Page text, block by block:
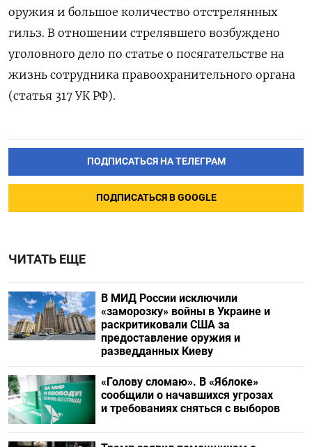
оружия и большое количество отстрелянных
гильз. В отношении стрелявшего возбуждено
уголовного дело по статье о посягательстве на
жизнь сотрудника правоохранительного органа
(статья 317 УК РФ).
ПОДПИСАТЬСЯ НА ТЕЛЕГРАМ
ПОДПИСАТЬСЯ В GOOGLE
ЧИТАТЬ ЕЩЕ
В МИД России исключили
«заморозку» войны в Украине и
раскритиковали США за
предоставление оружия и
разведданных Киеву
«Голову сломаю». В «Яблоке»
сообщили о начавшихся угрозах
и требованиях сняться с выборов